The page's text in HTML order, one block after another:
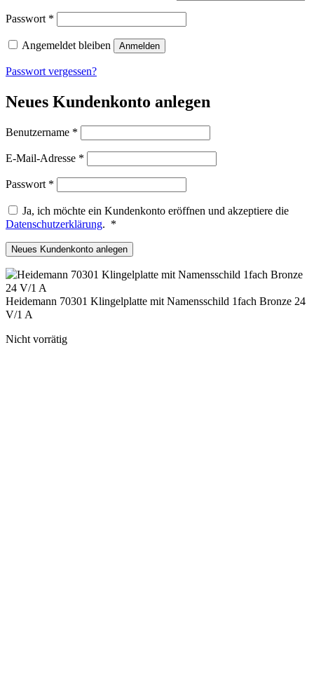
Passwort *
Angemeldet bleiben Anmelden
Passwort vergessen?
Neues Kundenkonto anlegen
Benutzername *
E-Mail-Adresse *
Passwort *
Ja, ich möchte ein Kundenkonto eröffnen und akzeptiere die
Datenschutzerklärung. *
Neues Kundenkonto anlegen
Heidemann 70301 Klingelplatte mit Namensschild 1fach Bronze 24
V/1 A
Nicht vorrätig